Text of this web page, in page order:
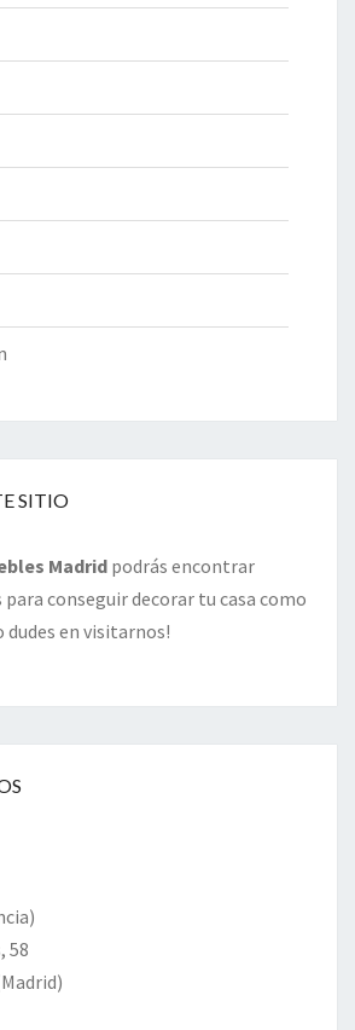
SITIO
Madrid podrás encontrar
conseguir decorar tu casa como
dudes en visitarnos!
58